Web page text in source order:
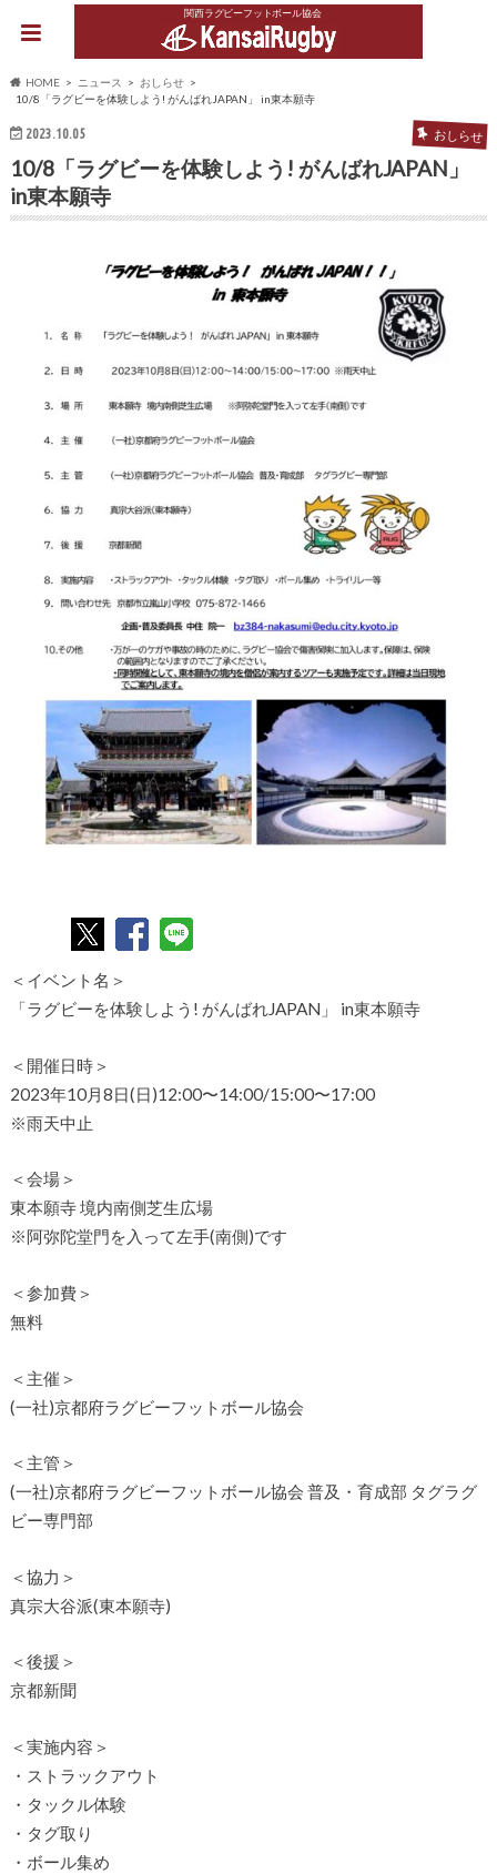
関西ラグビーフットボール協会
HOME ニュース
おしらせ
10/8「ラグビーを体験しよう! がんばれJAPAN」 in東本願寺
2023.10.05 おしらせ
10/8「ラグビーを体験しよう! がんばれJAPAN」
in東本願寺
＜イベント名＞
「ラグビーを体験しよう! がんばれJAPAN」 in東本願寺
＜開催日時＞
2023年10月8日(日)12:00〜14:00/15:00〜17:00
※雨天中止
＜会場＞
東本願寺 境内南側芝生広場
※阿弥陀堂門を入って左手(南側)です
＜参加費＞
無料
＜主催＞
(一社)京都府ラグビーフットボール協会
＜主管＞
(一社)京都府ラグビーフットボール協会 普及・育成部 タグラグ
ビー専門部
＜協力＞
真宗大谷派(東本願寺)
＜後援＞
京都新聞
＜実施内容＞
・ストラックアウト
・タックル体験
・タグ取り
・ボール集め